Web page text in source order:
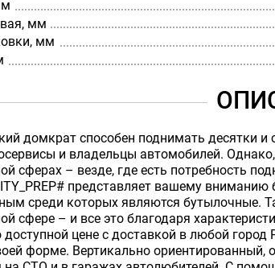
мм
мм
домкрат способен поднимать десятки
и владельцы автомобилей.
сферах – везде, где есть потребность
представляет вашему
среди которых являются бутылочные.
сфере – и все это благодаря
цене с доставкой в любой
форме. Вертикально